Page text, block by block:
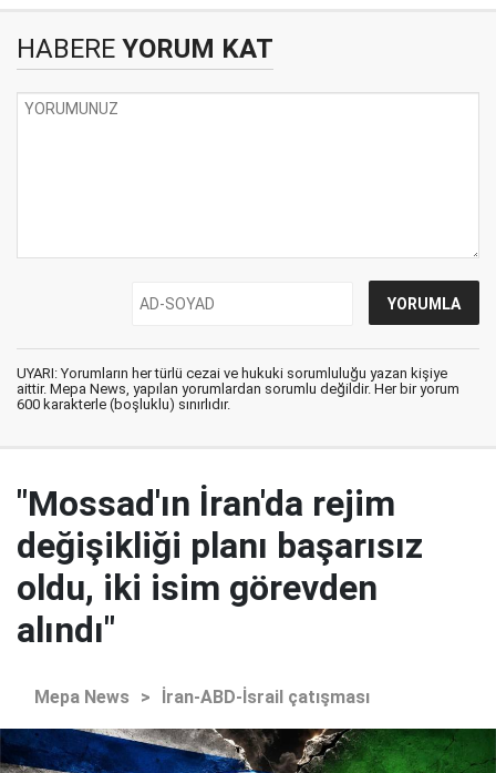
HABERE YORUM KAT
UYARI: Yorumların her türlü cezai ve hukuki sorumluluğu yazan kişiye
aittir. Mepa News, yapılan yorumlardan sorumlu değildir. Her bir yorum
600 karakterle (boşluklu) sınırlıdır.
"Mossad'ın İran'da rejim
değişikliği planı başarısız
oldu, iki isim görevden
alındı"
Mepa News > İran-ABD-İsrail çatışması